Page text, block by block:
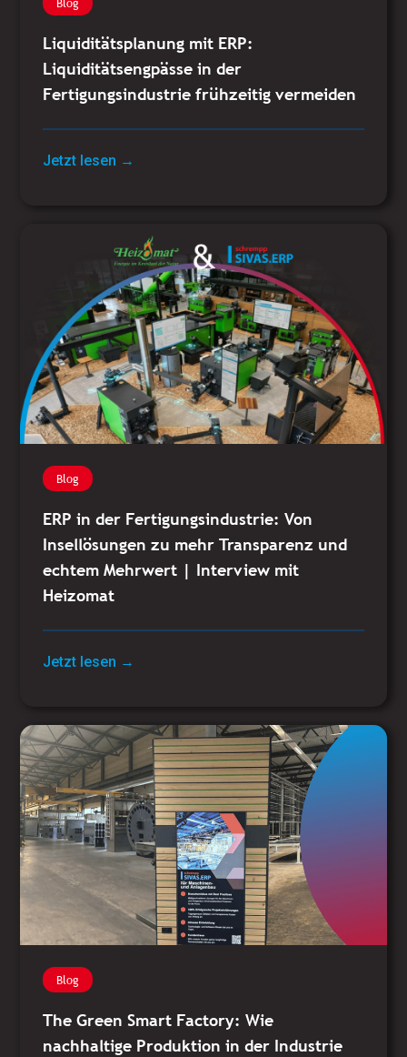
Liquiditätsplanung mit ERP:
Liquiditätsengpässe in der
Fertigungsindustrie frühzeitig vermeiden
Jetzt lesen →
Blog
ERP in der Fertigungsindustrie: Von
Insellösungen zu mehr Transparenz und
echtem Mehrwert | Interview mit
Heizomat
Jetzt lesen →
Blog
The Green Smart Factory: Wie
nachhaltige Produktion in der Industrie